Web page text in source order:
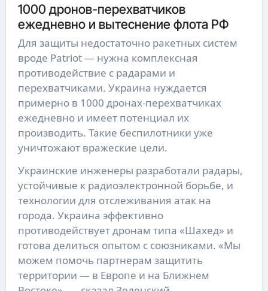
1000 дронов-перехватчиков
ежедневно и вытеснение флота РФ
Для защиты недостаточно ракетных систем
вроде Patriot — нужна комплексная
противодействие с радарами и
перехватчиками. Украина нуждается
примерно в 1000 дронах-перехватчиках
ежедневно и имеет потенциал их
производить. Такие беспилотники уже
уничтожают вражеские цели.
Украинские инженеры разработали радары,
устойчивые к радиоэлектронной борьбе, и
технологии для отслеживания атак на
города. Украина эффективно
противодействует дронам типа «Шахед» и
готова делиться опытом с союзниками. «Мы
можем помочь партнерам защитить
территории — в Европе и на Ближнем